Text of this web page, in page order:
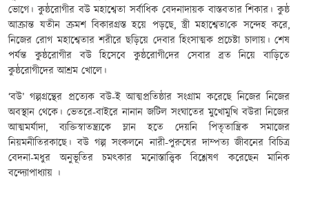
ভোগে। কুষ্ঠরোগীর বউ মহাশ্বেতা সর্বাধিক বেদনাদায়ক বাস্তবতার শিকার। কুষ্ঠ
আক্রান্তযতীন ক্রমশ বিকারগ্রস্ত হয়ে পড়ছে, স্ত্রীমহাশ্বেতাকে সন্দেহ করে,
নিজের রোগ মহাশ্বেতার শরীরে ছড়িয়ে দেবার হিংসাত্মক প্রচেষ্টাচালায়। শেষ
পর্যন্তকুষ্ঠরোগীর বউ হিসেবে কুষ্ঠরোগীদের সেবার ব্রত নিয়ে বাড়িতে
কুষ্ঠরোগীদের আশ্রম খোলে।
‘বউ’ গল্পগ্রন্থের প্রত্যেক বউ-ই আত্মপ্রতিষ্ঠার সংগ্রাম করেছেনিজের নিজের
অবস্থান থেকে। ভেতরে-বাইরে নানান জটিল সংঘাতের মুখোমুখি বউরা নিজের
আত্মমর্যাদা,ব্যক্তিস্বাতন্ত্র্যকে ম্লান হতে দেয়নিপিতৃতান্ত্রিক সমাজের
নিয়মনীতিরকাছে। বউ গল্প সংকলনে নারী-পুরুষের দাম্পত্য জীবনের বিচিত্র
বেদনা-মধুর অনুভূতির চমৎকার মনোস্তাত্ত্বিক বিশ্লেষণ করেছেন মানিক
বন্দ্যোপাধ্যায় ।